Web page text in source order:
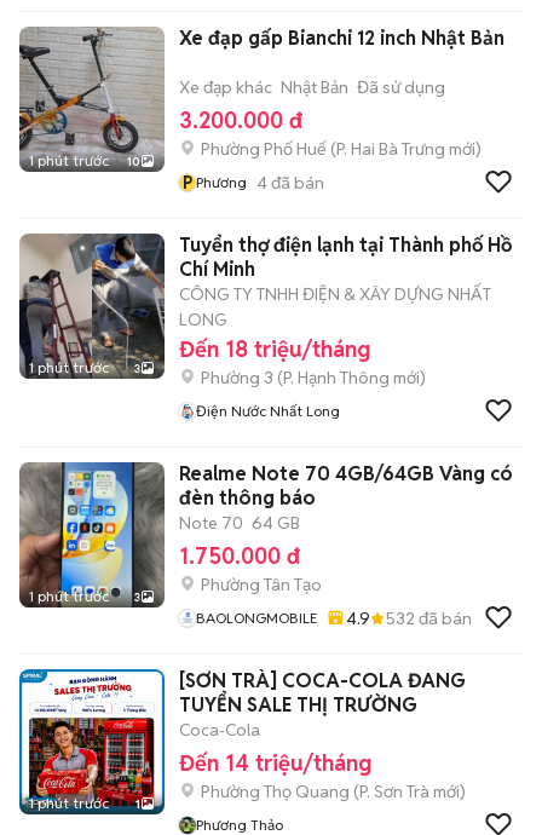
1 phút trước 10
Xe đạp gấp Bianchi 12 inch Nhật Bản
Xe đạp khác Nhật Bản Đã sử dụng
3.200.000 đ
Phường Phố Huế (P. Hai Bà Trưng mới)
P Phương 4đã bán
1 phút trước 3
Tuyển thợ điện lạnh tại Thành phố Hồ
Chí Minh
CÔNG TY TNHH ĐIỆN & XÂY DỰNG NHẤT
LONG
Đến 18 triệu/tháng
Phường 3 (P. Hạnh Thông mới)
Điện Nước Nhất Long
1 phút trước 3
Realme Note 70 4GB/64GB Vàng có
đèn thông báo
Note 70 64 GB
1.750.000 đ
Phường Tân Tạo
BAOLONGMOBILE 4.9 532 đã bán
1 phút trước 1
[SƠN TRÀ] COCA-COLA ĐANG
TUYỂN SALE THỊ TRƯỜNG
Coca-Cola
Đến 14 triệu/tháng
Phường Thọ Quang (P. Sơn Trà mới)
Phương Thảo